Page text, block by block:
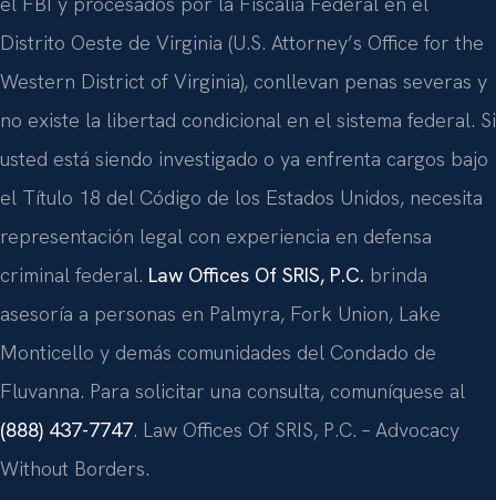
Distrito Oeste de Virginia (U.S. Attorney’s Office for the
Western District of Virginia), conllevan penas severas y
no existe la libertad condicional en el sistema federal. Si
usted está siendo investigado o ya enfrenta cargos bajo
el Título 18 del Código de los Estados Unidos, necesita
representación legal con experiencia en defensa
criminal federal. Law Offices Of SRIS, P.C. brinda
asesoría a personas en Palmyra, Fork Union, Lake
Monticello y demás comunidades del Condado de
Fluvanna. Para solicitar una consulta, comuníquese al
(888) 437-7747. Law Offices Of SRIS, P.C. – Advocacy
Without Borders.